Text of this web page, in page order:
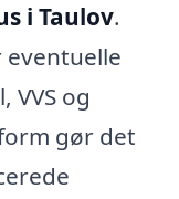
i Taulov.
eventuelle
VVS og
gør det